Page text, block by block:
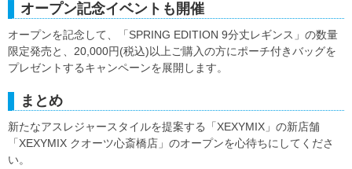
オープン記念イベントも開催
オープンを記念して、「SPRING EDITION 9分丈レギンス」の数量
限定発売と、20,000円(税込)以上ご購入の方にポーチ付きバッグを
プレゼントするキャンペーンを展開します。
まとめ
新たなアスレジャースタイルを提案する「XEXYMIX」の新店舗
「XEXYMIX クオーツ心斎橋店」のオープンを心待ちにしてくださ
い。